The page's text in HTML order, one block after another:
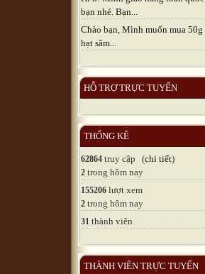
bạn nhé. Bạn...
Chào bạn, Mình muốn mua 50g
hạt sâm...
HỖ TRỢ TRỰC TUYẾN
THỐNG KÊ
62864 truy cập (chi tiết)
2 trong hôm nay
155206 lượt xem
2 trong hôm nay
31 thành viên
THÀNH VIÊN TRỰC TUYẾN